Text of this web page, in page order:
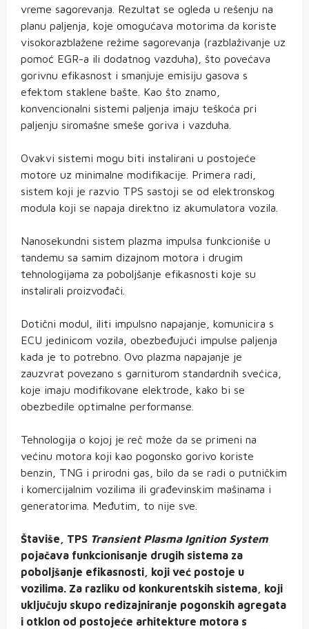
vreme sagorevanja. Rezultat se ogleda u rešenju na
planu paljenja, koje omogućava motorima da koriste
visokorazblažene režime sagorevanja (razblaživanje uz
pomoć EGR-a ili dodatnog vazduha), što povećava
gorivnu efikasnost i smanjuje emisiju gasova s
efektom staklene bašte. Kao što znamo,
konvencionalni sistemi paljenja imaju teškoća pri
paljenju siromašne smeše goriva i vazduha.
Ovakvi sistemi mogu biti instalirani u postojeće
motore uz minimalne modifikacije. Primera radi,
sistem koji je razvio TPS sastoji se od elektronskog
modula koji se napaja direktno iz akumulatora vozila.
Nanosekundni sistem plazma impulsa funkcioniše u
tandemu sa samim dizajnom motora i drugim
tehnologijama za poboljšanje efikasnosti koje su
instalirali proizvođači.
Dotični modul, iliti impulsno napajanje, komunicira s
ECU jedinicom vozila, obezbeđujući impulse paljenja
kada je to potrebno. Ovo plazma napajanje je
zauzvrat povezano s garniturom standardnih svećica,
koje imaju modifikovane elektrode, kako bi se
obezbedile optimalne performanse.
Tehnologija o kojoj je reč može da se primeni na
većinu motora koji kao pogonsko gorivo koriste
benzin, TNG i prirodni gas, bilo da se radi o putničkim
i komercijalnim vozilima ili građevinskim mašinama i
generatorima. Međutim, to nije sve.
Štaviše, TPS Transient Plasma Ignition System
pojačava funkcionisanje drugih sistema za
poboljšanje efikasnosti, koji već postoje u
vozilima. Za razliku od konkurentskih sistema, koji
uključuju skupo redizajniranje pogonskih agregata
i otklon od postojeće arhitekture motora s